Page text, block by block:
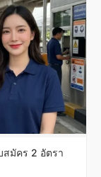
สมัคร 2 อัตรา